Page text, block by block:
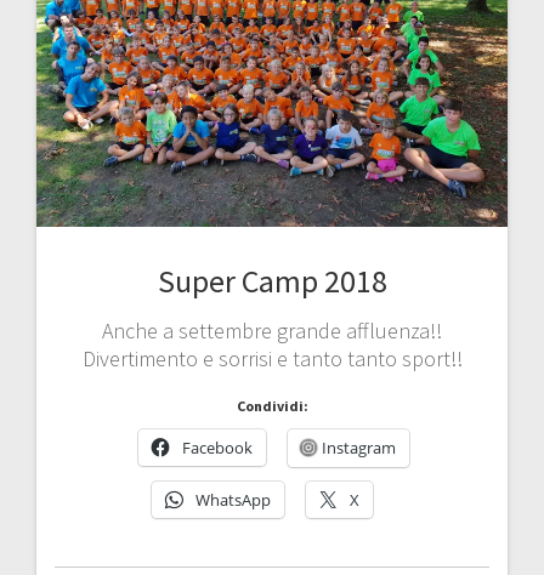
Super Camp 2018
Anche a settembre grande affluenza!!
Divertimento e sorrisi e tanto tanto sport!!
Condividi:
Facebook Instagram
WhatsApp X